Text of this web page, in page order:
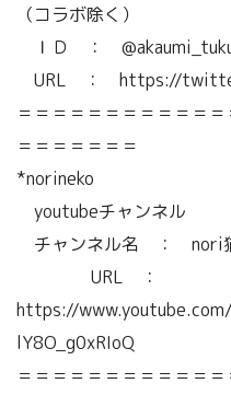
（コラボ除く）
ＩＤ ：
URL ： https://
＝＝＝＝＝＝＝＝＝＝＝
＝＝＝＝＝＝＝
*norineko
youtubeチャンネル
チャンネル名 ： nori
URL ：
https://www.youtube.com/
lY8O_g0xRIoQ
＝＝＝＝＝＝＝＝＝＝＝